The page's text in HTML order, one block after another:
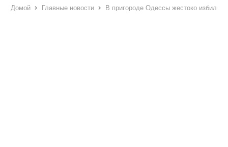
Домой Главные новости В пригороде Одессы жестоко избили